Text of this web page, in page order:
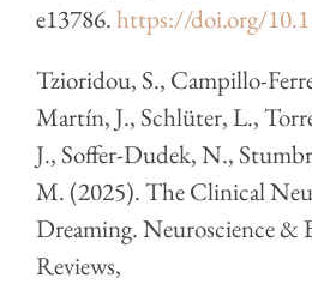
e13786.https://doi.org/
Tzioridou, S., Campillo-
Martín, J., Schlüter, L.,
J., Soffer-Dudek, N.,
M. (2025). The Clinical
Dreaming. Neuroscience &
Reviews,